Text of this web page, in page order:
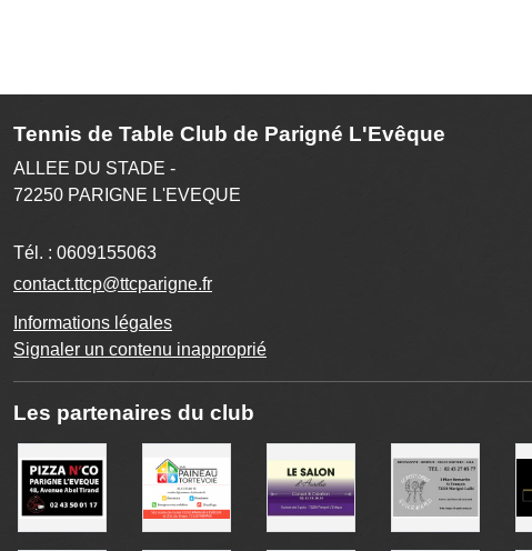
Tennis de Table Club de Parigné L'Evêque
ALLEE DU STADE -
72250 PARIGNE L'EVEQUE
Tél. : 0609155063
contact.ttcp@ttcparigne.fr
Informations légales
Signaler un contenu inapproprié
Les partenaires du club